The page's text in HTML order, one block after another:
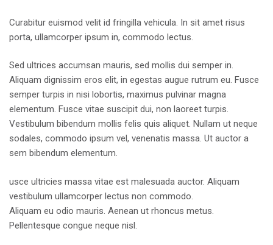
Curabitur euismod velit id fringilla vehicula. In sit amet risus
porta, ullamcorper ipsum in, commodo lectus.
Sed ultrices accumsan mauris, sed mollis dui semper in.
Aliquam dignissim eros elit, in egestas augue rutrum eu. Fusce
semper turpis in nisi lobortis, maximus pulvinar magna
elementum. Fusce vitae suscipit dui, non laoreet turpis.
Vestibulum bibendum mollis felis quis aliquet. Nullam ut neque
sodales, commodo ipsum vel, venenatis massa. Ut auctor a
sem bibendum elementum.
usce ultricies massa vitae est malesuada auctor. Aliquam
vestibulum ullamcorper lectus non commodo.
Aliquam eu odio mauris. Aenean ut rhoncus metus.
Pellentesque congue neque nisl.